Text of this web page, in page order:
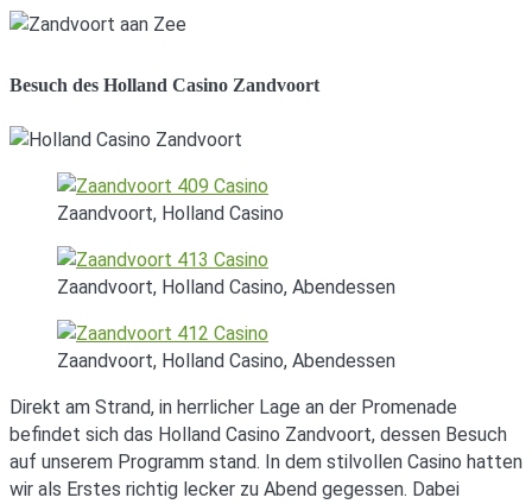
Besuch des Holland Casino Zandvoort
Zaandvoort, Holland Casino
Zaandvoort, Holland Casino, Abendessen
Zaandvoort, Holland Casino, Abendessen
Direkt am Strand, in herrlicher Lage an der Promenade
befindet sich das Holland Casino Zandvoort, dessen Besuch
auf unserem Programm stand. In dem stilvollen Casino hatten
wir als Erstes richtig lecker zu Abend gegessen. Dabei